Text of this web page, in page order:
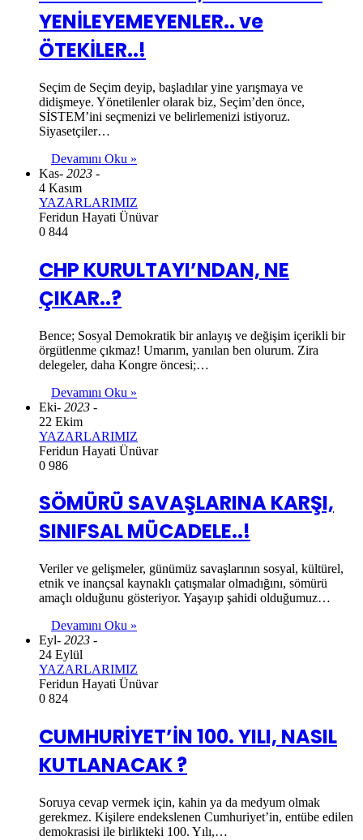
YENİLEYEMEYENLER.. ve
ÖTEKİLER..!
Seçim de Seçim deyip, başladılar yine yarışmaya ve
didişmeye. Yönetilenler olarak biz, Seçim’den önce,
SİSTEM’ini seçmenizi ve belirlemenizi istiyoruz.
Siyasetçiler…
Devamını Oku »
Kas- 2023 -
4 Kasım
YAZARLARIMIZ
Feridun Hayati Ünüvar
0 844
CHP KURULTAYI’NDAN, NE
ÇIKAR..?
Bence; Sosyal Demokratik bir anlayış ve değişim içerikli bir
örgütlenme çıkmaz! Umarım, yanılan ben olurum. Zira
delegeler, daha Kongre öncesi;…
Devamını Oku »
Eki- 2023 -
22 Ekim
YAZARLARIMIZ
Feridun Hayati Ünüvar
0 986
SÖMÜRÜ SAVAŞLARINA KARŞI,
SINIFSAL MÜCADELE..!
Veriler ve gelişmeler, günümüz savaşlarının sosyal, kültürel,
etnik ve inançsal kaynaklı çatışmalar olmadığını, sömürü
amaçlı olduğunu gösteriyor. Yaşayıp şahidi olduğumuz…
Devamını Oku »
Eyl- 2023 -
24 Eylül
YAZARLARIMIZ
Feridun Hayati Ünüvar
0 824
CUMHURİYET’İN 100. YILI, NASIL
KUTLANACAK ?
Soruya cevap vermek için, kahin ya da medyum olmak
gerekmez. Kişilere endekslenen Cumhuriyet’in, entübe edilen
demokrasisi ile birlikteki 100. Yılı,…